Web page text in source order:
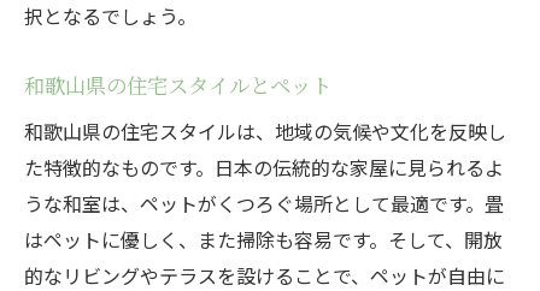
択となるでしょう。
和歌山県の住宅スタイルとペット
和歌山県の住宅スタイルは、地域の気候や文化を反映し
た特徴的なものです。日本の伝統的な家屋に見られるよ
うな和室は、ペットがくつろぐ場所として最適です。畳
はペットに優しく、また掃除も容易です。そして、開放
的なリビングやテラスを設けることで、ペットが自由に